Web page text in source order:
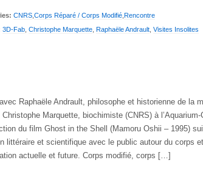
CNRS Corps Réparé / Corps Modifié Rencontre
3D-Fab Christophe Marquette Raphaële Andrault Visites Insolites
Raphaële Andrault, philosophe et historienne de la
Christophe Marquette, biochimiste (CNRS) à
du film Ghost in the Shell (Mamoru Oshii – 1995)
littéraire et scientifique avec le public autour du corps
actuelle et future. Corps modifié, corps […]